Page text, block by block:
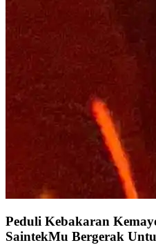
Peduli Kebakaran
SaintekMu Bergerak